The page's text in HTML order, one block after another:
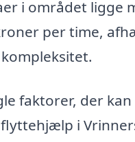
i området ligge
per time,
faktorer, der
i